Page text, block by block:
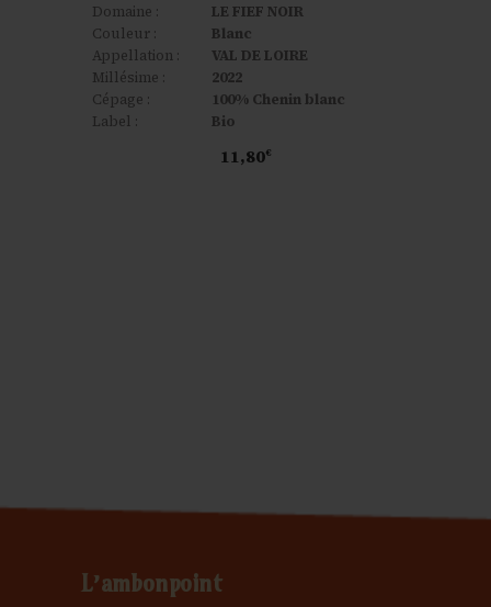
Domaine :
LE FIEF NOIR
Couleur :
Blanc
Appellation :
VAL DE LOIRE
Millésime :
2022
Cépage :
100% Chenin blanc
Label :
Bio
11,80€
L’ambonpoint